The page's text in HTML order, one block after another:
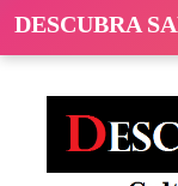
DESCUBRA